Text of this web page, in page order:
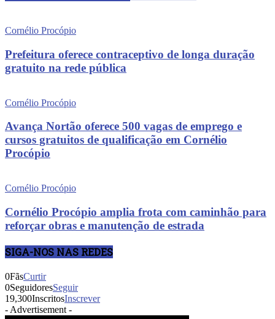
Cornélio Procópio
Prefeitura oferece contraceptivo de longa duração
gratuito na rede pública
Cornélio Procópio
Avança Nortão oferece 500 vagas de emprego e
cursos gratuitos de qualificação em Cornélio
Procópio
Cornélio Procópio
Cornélio Procópio amplia frota com caminhão para
reforçar obras e manutenção de estrada
SIGA-NOS NAS REDES
0FãsCurtir
0SeguidoresSeguir
19,300InscritosInscrever
- Advertisement -